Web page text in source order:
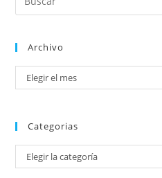
Archivo
Elegir el mes
Categorias
Elegir la categoría